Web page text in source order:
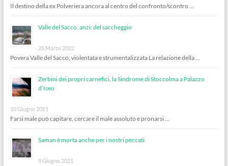
Il destino della ex Polveriera ancora al centro del confronto/scontro …
Valle del Sacco, anzi: del saccheggio
25 Marzo 2022
Povera Valle del Sacco, violentata e strumentalizzata La relazione della …
Zerbini dei propri carnefici, la Sindrome di Stoccolma a Palazzo
d’Iseo
10 Giugno 2021
Farsi male può capitare, cercare il male assoluto e pronarsi …
Saman è morta anche per i nostri peccati
9 Giugno 2021